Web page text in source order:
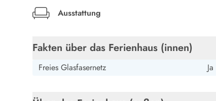
Indoorspielländer in Dänemark
Angeln in Dänemark
Ausstattung
Fakten über das Ferienhaus (innen)
Freies Glasfasernetz Ja